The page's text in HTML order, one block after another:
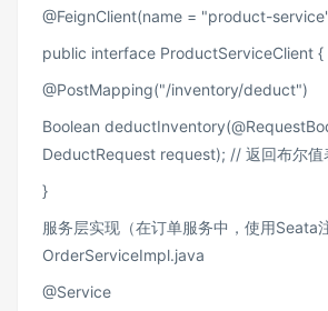
@FeignClient(name = "product-
public interface ProductServiceClient {
@PostMapping("/inventory/deduct")
Boolean
DeductRequest request); // 返回布尔值
}
服务层实现（在订单服务中，使用Seata
OrderServiceImpl.java
@Service